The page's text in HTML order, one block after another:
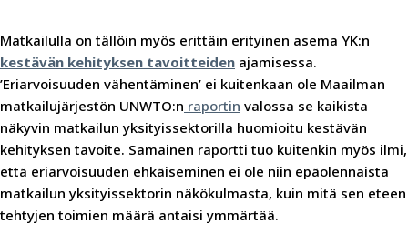
Matkailulla on tällöin myös erittäin erityinen asema YK:n
kestävän kehityksen tavoitteiden ajamisessa.
’Eriarvoisuuden vähentäminen’ ei kuitenkaan ole Maailman
matkailujärjestön UNWTO:n raportin valossa se kaikista
näkyvin matkailun yksityissektorilla huomioitu kestävän
kehityksen tavoite. Samainen raportti tuo kuitenkin myös ilmi,
että eriarvoisuuden ehkäiseminen ei ole niin epäolennaista
matkailun yksityissektorin näkökulmasta, kuin mitä sen eteen
tehtyjen toimien määrä antaisi ymmärtää.